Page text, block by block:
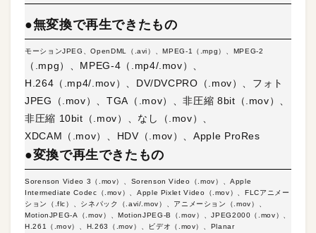
●無変換で再生できたもの
モーションJPEG、OpenDML（.avi）、MPEG-1（.mpg）、MPEG-2
（.mpg）、MPEG-4（.mp4/.mov）、
H.264（.mp4/.mov）、DV/DVCPRO（.mov）、フォト
JPEG（.mov）、TGA（.mov）、非圧縮 8bit（.mov）、
非圧縮 10bit（.mov）、なし（.mov）、
XDCAM（.mov）、HDV（.mov）、Apple ProRes
●変換で再生できたもの
Sorenson Video 3（.mov）、Sorenson Video（.mov）、Apple
Intermediate Codec（.mov）、Apple Pixlet Video（.mov）、FLCアニメー
ション（.flc）、シネパック（.avi/.mov）、アニメーション（.mov）、
MotionJPEG-A（.mov）、MotionJPEG-B（.mov）、JPEG2000（.mov）、
H.261（.mov）、H.263（.mov）、ビデオ（.mov）、Planar